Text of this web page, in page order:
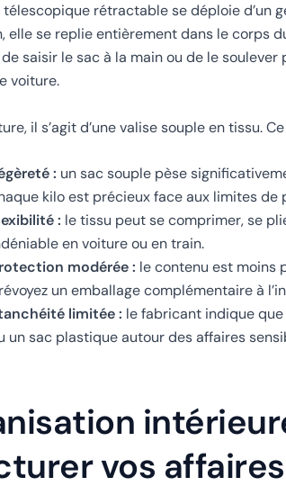
télescopique rétractable se déploie d’un
elle se replie entièrement dans le corps
saisir le sac à la main ou de le
voiture.
il s’agit d’une valise souple en tissu.
: un sac souple pèse
kilo est précieux face aux limites de
: le tissu peut se comprimer, se
en voiture ou en train.
modérée : le contenu est moins
un emballage complémentaire à
limitée : le fabricant indique
un sac plastique autour des affaires
vos affaires